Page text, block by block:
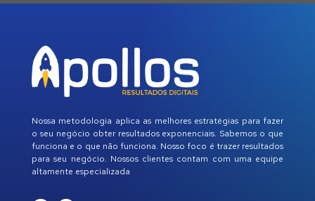
Nossa metodologia aplica as melhores estratégias para fazer
o seu negócio obter resultados exponenciais. Sabemos o que
funciona e o que não funciona. Nosso foco é trazer resultados
para seu negócio. Nossos clientes contam com uma equipe
altamente especializada